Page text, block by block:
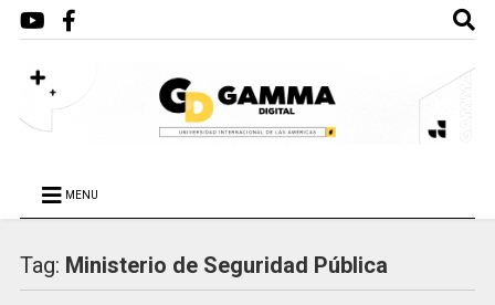
MENU
Tag: Ministerio de Seguridad Pública